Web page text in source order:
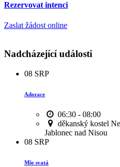
Rezervovat intenci
Zaslat žádost online
Nadcházející události
08 SRP
Adorace
06:30 - 08:00
děkanský kostel
Jablonec nad Nisou
08 SRP
Mše svatá